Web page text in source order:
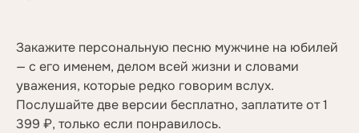
Закажите персональную песню мужчине на юбилей
— с его именем, делом всей жизни и словами
уважения, которые редко говорим вслух.
Послушайте две версии бесплатно, заплатите от 1
399 ₽, только если понравилось.